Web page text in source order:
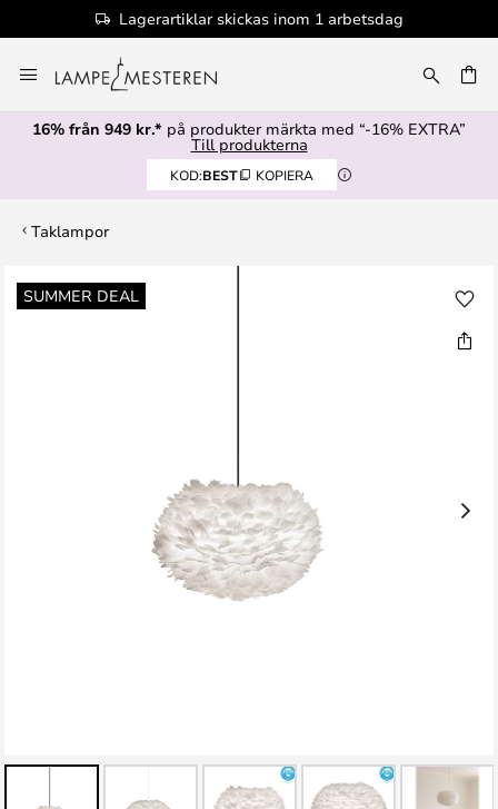
Lagerartiklar skickas inom 1 arbetsdag
till
innehållet
16% från 949 kr.* på produkter märkta med “-16% EXTRA”
Till produkterna
KOD:BEST KOPIERA
Taklampor
SUMMER DEAL
Hoppa
till